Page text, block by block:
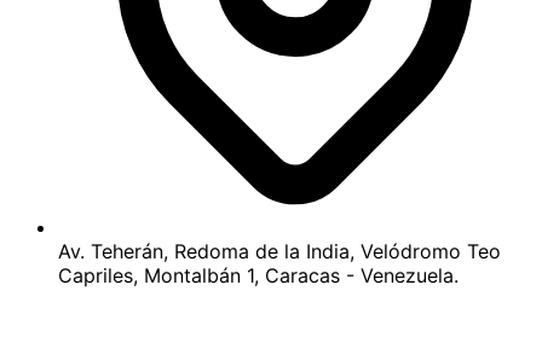
Av. Teherán, Redoma de la India, Velódromo Teo
Capriles, Montalbán 1, Caracas - Venezuela.